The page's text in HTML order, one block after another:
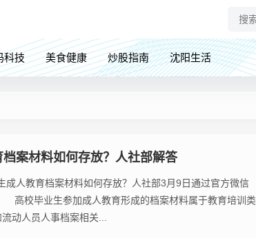
科技 美食健康 炒股指南 沈阳生活
案材料如何存放？人社部解答
人教育档案材料如何存放？人社部3月9日通过官方微信
校毕业生参加成人教育形成的档案材料属于教育培训类
动人员人事档案相关...